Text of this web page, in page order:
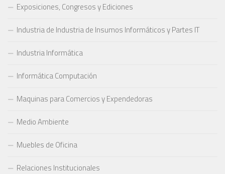
Exposiciones, Congresos y Ediciones
Industria de Industria de Insumos Informáticos y Partes IT
Industria Informática
Informática Computación
Maquinas para Comercios y Expendedoras
Medio Ambiente
Muebles de Oficina
Relaciones Institucionales